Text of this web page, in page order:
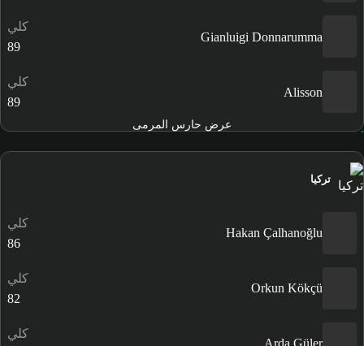
Gianluigi Donnarumma
كلي
89
Alisson
كلي
89
عرض حارس المرمى
تركيا
Hakan Çalhanoğlu
كلي
86
Orkun Kökçü
كلي
82
كلي